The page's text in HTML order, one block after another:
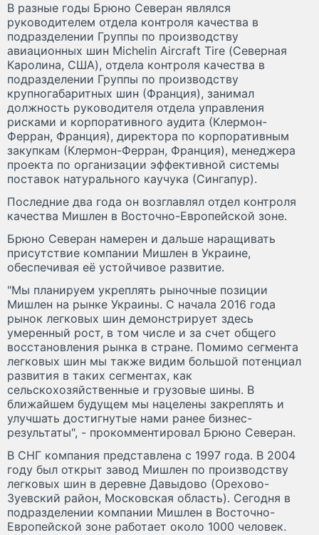
В разные годы Брюно Северан являлся
руководителем отдела контроля качества в
подразделении Группы по производству
авиационных шин Michelin Aircraft Tire (Северная
Каролина, США), отдела контроля качества в
подразделении Группы по производству
крупногабаритных шин (Франция), занимал
должность руководителя отдела управления
рисками и корпоративного аудита (Клермон-
Ферран, Франция), директора по корпоративным
закупкам (Клермон-Ферран, Франция), менеджера
проекта по организации эффективной системы
поставок натурального каучука (Сингапур).
Последние два года он возглавлял отдел контроля
качества Мишлен в Восточно-Европейской зоне.
Брюно Северан намерен и дальше наращивать
присутствие компании Мишлен в Украине,
обеспечивая её устойчивое развитие.
"Мы планируем укреплять рыночные позиции
Мишлен на рынке Украины. С начала 2016 года
рынок легковых шин демонстрирует здесь
умеренный рост, в том числе и за счет общего
восстановления рынка в стране. Помимо сегмента
легковых шин мы также видим большой потенциал
развития в таких сегментах, как
сельскохозяйственные и грузовые шины. В
ближайшем будущем мы нацелены закреплять и
улучшать достигнутые нами ранее бизнес-
результаты", - прокомментировал Брюно Северан.
В СНГ компания представлена с 1997 года. В 2004
году был открыт завод Мишлен по производству
легковых шин в деревне Давыдово (Орехово-
Зуевский район, Московская область). Сегодня в
подразделении компании Мишлен в Восточно-
Европейской зоне работает около 1000 человек.